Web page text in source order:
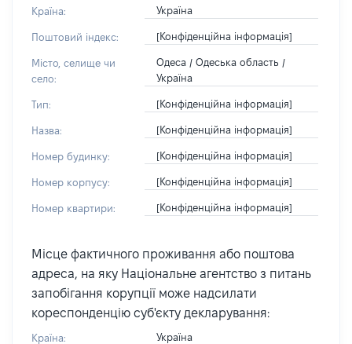
Країна: Україна
Поштовий індекс: [Конфіденційна інформація]
Місто, селище чи
село:
Одеса / Одеська область /
Україна
Тип: [Конфіденційна інформація]
Назва: [Конфіденційна інформація]
Номер будинку: [Конфіденційна інформація]
Номер корпусу: [Конфіденційна інформація]
Номер квартири: [Конфіденційна інформація]
Місце фактичного проживання або поштова
адреса, на яку Національне агентство з питань
запобігання корупції може надсилати
кореспонденцію суб'єкту декларування:
Країна: Україна